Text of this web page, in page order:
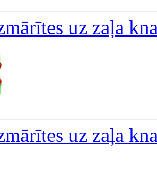
uz zaļa
uz zaļa